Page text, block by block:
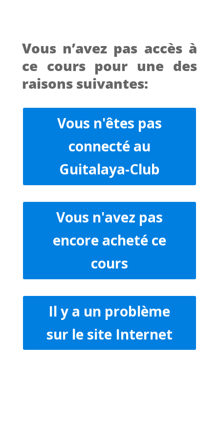
Vous n’avez pas accès à
ce cours pour une des
raisons suivantes:
Vous n'êtes pas
connecté au
Guitalaya-Club
Vous n'avez pas
encore acheté ce
cours
Il y a un problème
sur le site Internet